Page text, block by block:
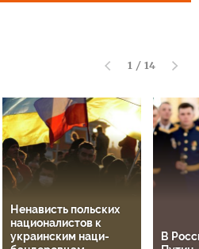
1 / 14
Ненависть польских
националистов к
украинским наци-
В